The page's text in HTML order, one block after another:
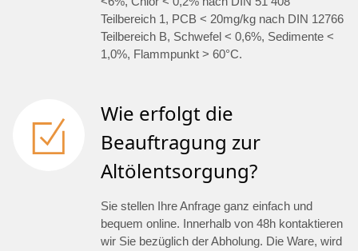
Teilbereich 1, PCB < 20mg/kg nach DIN 12766
Teilbereich B, Schwefel < 0,6%, Sedimente <
1,0%, Flammpunkt > 60°C.
Wie erfolgt die
Beauftragung zur
Altölentsorgung?
Sie stellen Ihre Anfrage ganz einfach und
bequem online. Innerhalb von 48h kontaktieren
wir Sie bezüglich der Abholung. Die Ware, wird